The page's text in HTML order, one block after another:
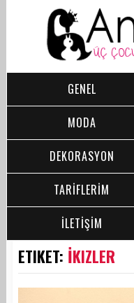
GENEL
MODA
DEKORASYON
TARİFLERİM
İLETİŞİM
ETIKET: İKIZLER